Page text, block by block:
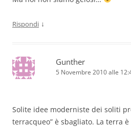
Rispondi ↓
Gunther
5 Novembre 2010 alle
Solite idee moderniste dei soliti
terracqueo” è sbagliato. La terra